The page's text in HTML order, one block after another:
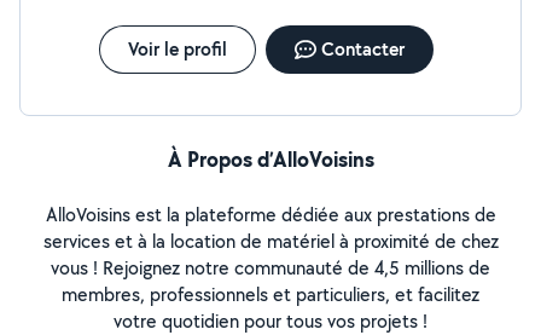
Voir le profil Contacter
À Propos d’AlloVoisins
AlloVoisins est la plateforme dédiée aux prestations de
services et à la location de matériel à proximité de chez
vous ! Rejoignez notre communauté de 4,5 millions de
membres, professionnels et particuliers, et facilitez
votre quotidien pour tous vos projets !